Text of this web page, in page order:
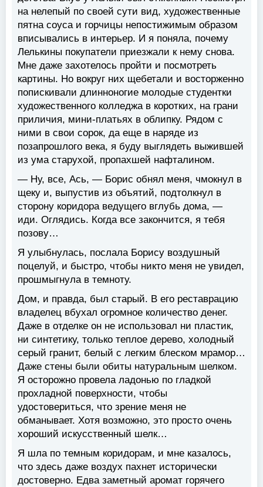
на нелепый по своей сути вид, художественные
пятна соуса и горчицы непостижимым образом
вписывались в интерьер. И я поняла, почему
Лелькины покупатели приезжали к нему снова.
Мне даже захотелось пройти и посмотреть
картины. Но вокруг них щебетали и восторженно
попискивали длинноногие молодые студентки
художественного колледжа в коротких, на грани
приличия, мини-платьях в облипку. Рядом с
ними в свои сорок, да еще в наряде из
позапрошлого века, я буду выглядеть выжившей
из ума старухой, пропахшей нафталином.
— Ну, все, Ась, — Борис обнял меня, чмокнул в
щеку и, выпустив из объятий, подтолкнул в
сторону коридора ведущего вглубь дома, —
иди. Оглядись. Когда все закончится, я тебя
позову…
Я улыбнулась, послала Борису воздушный
поцелуй, и быстро, чтобы никто меня не увидел,
прошмыгнула в темноту.
Дом, и правда, был старый. В его реставрацию
владелец вбухал огромное количество денег.
Даже в отделке он не использовал ни пластик,
ни синтетику, только теплое дерево, холодный
серый гранит, белый с легким блеском мрамор…
Даже стены были обиты натуральным шелком.
Я осторожно провела ладонью по гладкой
прохладной поверхности, чтобы
удостовериться, что зрение меня не
обманывает. Хотя возможно, это просто очень
хороший искусственный шелк…
Я шла по темным коридорам, и мне казалось,
что здесь даже воздух пахнет исторически
достоверно. Едва заметный аромат горячего